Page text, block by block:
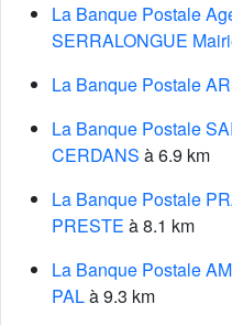
La Banque Postale
SERRALONGUE
La Banque Postale
La Banque Postale
CERDANS à 6.9 km
La Banque Postale
PRESTE à 8.1 km
La Banque Postale
PALà 9.3 km